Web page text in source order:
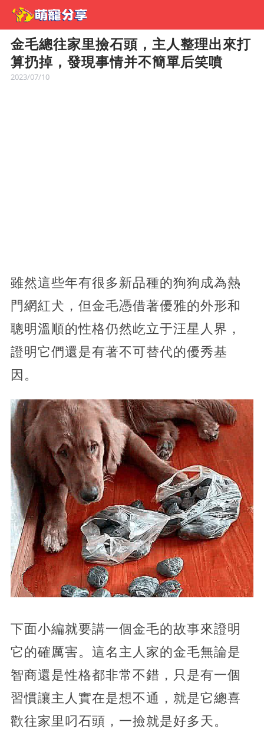
金毛總往家里撿石頭，主人整理出來打
算扔掉，發現事情并不簡單后笑噴
2023/07/10
雖然這些年有很多新品種的狗狗成為熱
門網紅犬，但金毛憑借著優雅的外形和
聰明溫順的性格仍然屹立于汪星人界，
證明它們還是有著不可替代的優秀基
因。
下面小編就要講一個金毛的故事來證明
它的確厲害。這名主人家的金毛無論是
智商還是性格都非常不錯，只是有一個
習慣讓主人實在是想不通，就是它總喜
歡往家里叼石頭，一撿就是好多天。